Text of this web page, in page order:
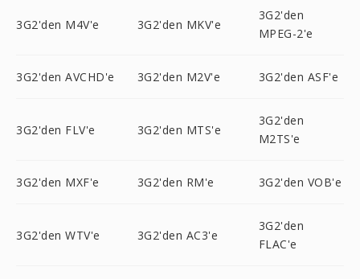
3G2'den M4V'e 3G2'den MKV'e
3G2'den
MPEG-2'e
3G2'den AVCHD'e 3G2'den M2V'e 3G2'den ASF'e
3G2'den FLV'e 3G2'den MTS'e
3G2'den
M2TS'e
3G2'den MXF'e 3G2'den RM'e 3G2'den VOB'e
3G2'den WTV'e 3G2'den AC3'e
3G2'den
FLAC'e